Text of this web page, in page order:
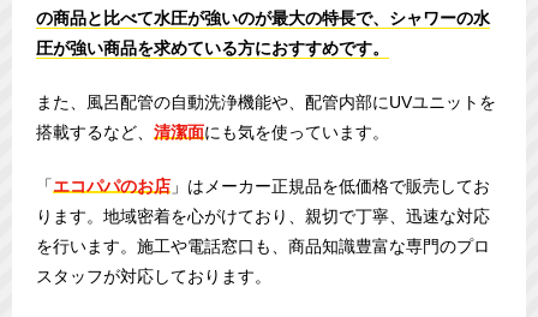
の商品と比べて水圧が強いのが最大の特長で、シャワーの水
圧が強い商品を求めている方におすすめです。
また、風呂配管の自動洗浄機能や、配管内部にUVユニットを
搭載するなど、 清潔面にも気を使っています。
「エコパパのお店 」はメーカー正規品を低価格で販売してお
ります。地域密着を心がけており、親切で丁寧、迅速な対応
を行います。施工や電話窓口も、商品知識豊富な専門のプロ
スタッフが対応しております。